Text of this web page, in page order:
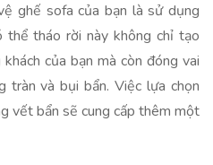
ghế sofa của bạn là sử dụng
thể tháo rời này không chỉ tạo
của bạn mà còn đóng vai
tràn và bụi bẩn. Việc lựa chọn
vết bẩn sẽ cung cấp thêm một